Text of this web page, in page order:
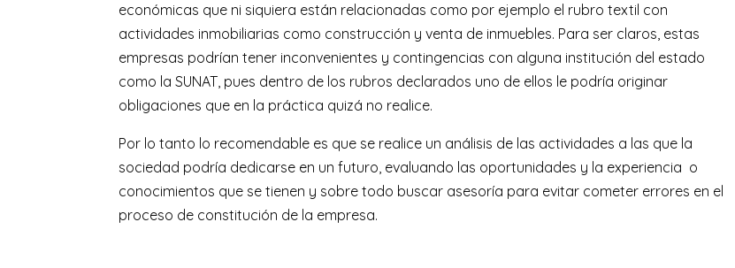
económicas que ni siquiera están relacionadas como por ejemplo el rubro textil con
actividades inmobiliarias como construcción y venta de inmuebles. Para ser claros, estas
empresas podrían tener inconvenientes y contingencias con alguna institución del estado
como la SUNAT, pues dentro de los rubros declarados uno de ellos le podría originar
obligaciones que en la práctica quizá no realice.
Por lo tanto lo recomendable es que se realice un análisis de las actividades a las que la
sociedad podría dedicarse en un futuro, evaluando las oportunidades y la experiencia o
conocimientos que se tienen y sobre todo buscar asesoría para evitar cometer errores en el
proceso de constitución de la empresa.